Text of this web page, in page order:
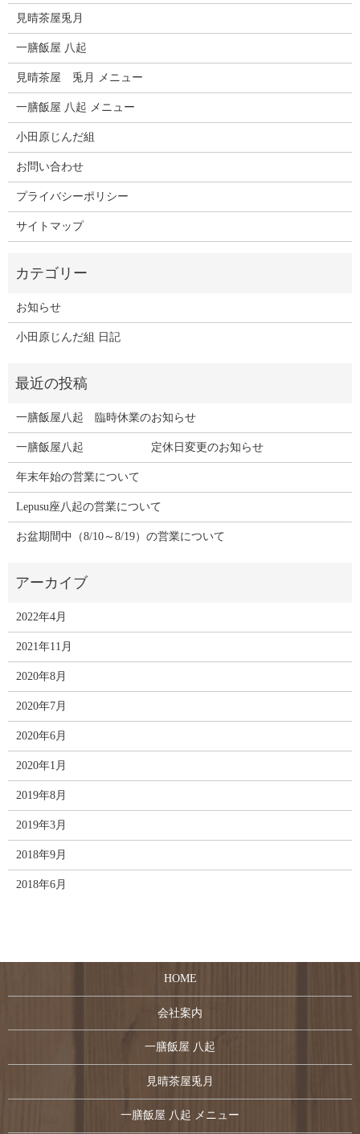
見晴茶屋兎月
一膳飯屋 八起
見晴茶屋 兎月 メニュー
一膳飯屋 八起 メニュー
小田原じんだ組
お問い合わせ
プライバシーポリシー
サイトマップ
お知らせ
小田原じんだ組 日記
一膳飯屋八起 臨時休業のお知らせ
一膳飯屋八起 定休日変更のお知らせ
年末年始の営業について
Lepusu座八起の営業について
お盆期間中（8/10～8/19）の営業について
2022年4月
2021年11月
2020年8月
2020年7月
2020年6月
2020年1月
2019年8月
2019年3月
2018年9月
2018年6月
HOME
会社案内
一膳飯屋 八起
見晴茶屋兎月
一膳飯屋 八起 メニュー